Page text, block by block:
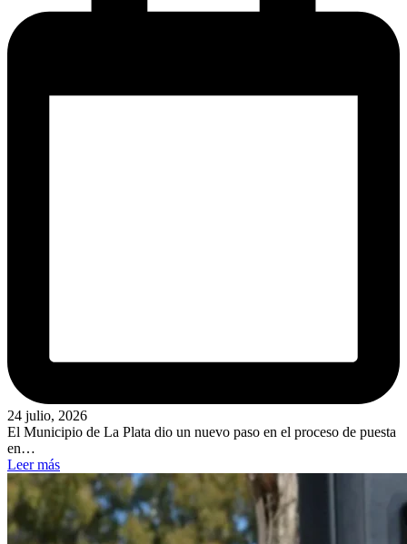
24 julio, 2026
El Municipio de La Plata dio un nuevo paso en el proceso de puesta
en…
Leer más